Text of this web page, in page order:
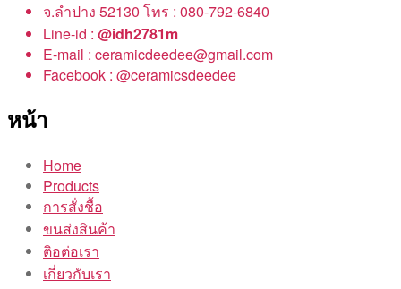
จ.ลำปาง 52130 โทร : 080-792-6840
Line-id : @idh2781m
E-mail : ceramicdeedee@gmail.com
Facebook : @ceramicsdeedee
หน้า
Home
Products
การสั่งชื้อ
ขนส่งสินค้า
ติอต่อเรา
เกี่ยวกับเรา